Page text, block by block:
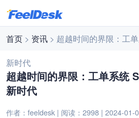
首页 > 资讯 > 超越时间的界限：工
新时代
超越时间的界限：工单系统
新时代
作者：feeldesk | 阅读：2998 | 2024-01-